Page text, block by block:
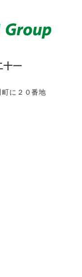
十一
に２０番地